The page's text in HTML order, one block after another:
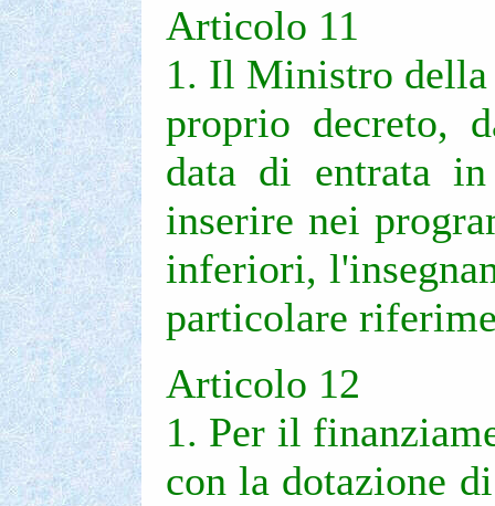
Articolo 11
1. Il Ministro della
proprio decreto,
data di entrata
inserire nei
inferiori,
particolare
Articolo 12
1. Per il
con la dotazione